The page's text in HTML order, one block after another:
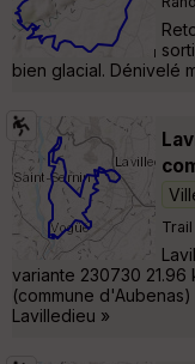
bien glacial. Dénivelé
Trail
variante 230730 21.96
(commune
Lavilledieu »